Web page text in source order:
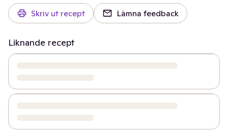
Skriv ut recept Lämna feedback
Liknande recept